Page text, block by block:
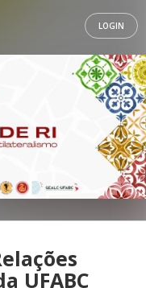
LOGIN
UFABC